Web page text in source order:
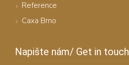
Reference
Caxa Brno
Napište nám/ Get in touch